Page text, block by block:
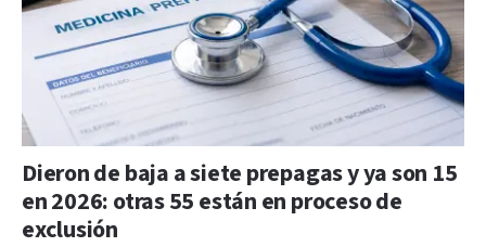
Dieron de baja a siete prepagas y ya son 15
en 2026: otras 55 están en proceso de
exclusión